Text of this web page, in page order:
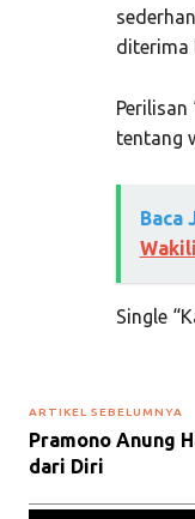
diterima
tentang
Baca
Single
ARTIKEL SEBELUMNYA
Pramono Anung
dari Diri